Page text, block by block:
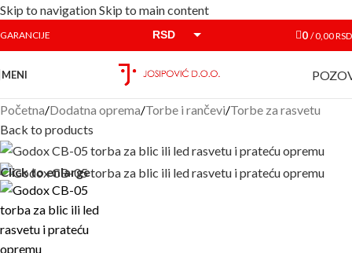
Skip to navigationSkip to main content
GARANCIJE RSD 0 /0,00RSD
MENI
Početna/Dodatna oprema/Torbe i rančevi/Torbe za rasvetu
Back to products
Click to enlarge